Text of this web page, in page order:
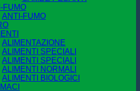
FUMO
ANTI-FUMO
ALIMENTAZIONE
ALIMENTI SPECIALI
ALIMENTI SPECIALI
ALIMENTI NORMALI
ALIMENTI BIOLOGICI